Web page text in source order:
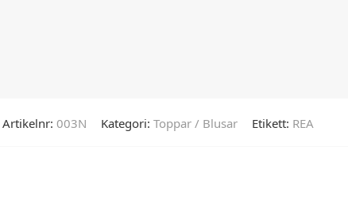
Artikelnr: 003N Kategori: Toppar / Blusar Etikett: REA